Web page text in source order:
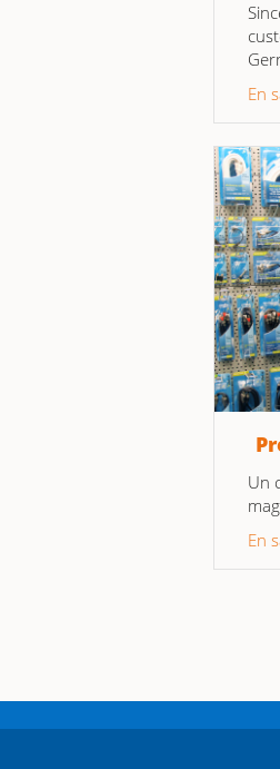
En
Un
En